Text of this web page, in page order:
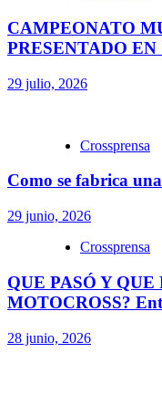
CAMPEONATO
PRESENTADO EN
29 julio, 2026
Crossprensa
Como se fabrica
29 junio, 2026
Crossprensa
QUE PASÓ Y
MOTOCROSS?
28 junio, 2026